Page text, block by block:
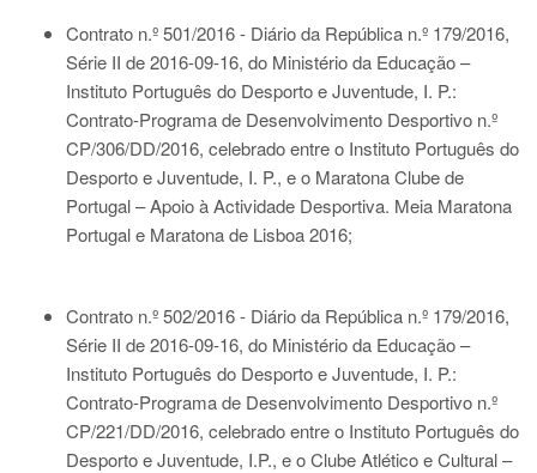
Contrato n.º 501/2016 - Diário da República n.º 179/2016,
Série II de 2016-09-16, do Ministério da Educação –
Instituto Português do Desporto e Juventude, I. P.:
Contrato-Programa de Desenvolvimento Desportivo n.º
CP/306/DD/2016, celebrado entre o Instituto Português do
Desporto e Juventude, I. P., e o Maratona Clube de
Portugal – Apoio à Actividade Desportiva. Meia Maratona
Portugal e Maratona de Lisboa 2016;
Contrato n.º 502/2016 - Diário da República n.º 179/2016,
Série II de 2016-09-16, do Ministério da Educação –
Instituto Português do Desporto e Juventude, I. P.:
Contrato-Programa de Desenvolvimento Desportivo n.º
CP/221/DD/2016, celebrado entre o Instituto Português do
Desporto e Juventude, I.P., e o Clube Atlético e Cultural –